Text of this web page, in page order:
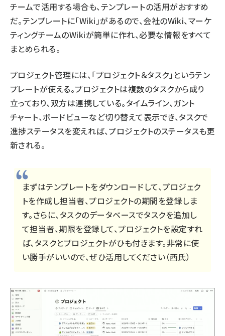
チームで活用する場合も、テンプレートの活用がおすすめ
だ。テンプレートに「Wiki」があるので、会社のWiki、マーケ
ティングチームのWikiが簡単に作れ、必要な情報をすべて
まとめられる。
プロジェクト管理には、「プロジェクト＆タスク」というテン
プレートが使える。プロジェクトは複数のタスクから成り
立っており、双方は連携している。タイムライン、ガント
チャート、ボードビューなど切り替えて表示でき、タスクで
進捗ステータスを変えれば、プロジェクトのステータスも更
新される。
まずはテンプレートをダウンロードして、プロジェク
トを作成し担当者、プロジェクトの期間を登録しま
す。さらに、タスクのデータベースでタスクを追加し
て担当者、期限を登録して、プロジェクトを設定すれ
ば、タスクとプロジェクトがひも付きます。非常に使
い勝手がいいので、ぜひ活用してください（西氏）